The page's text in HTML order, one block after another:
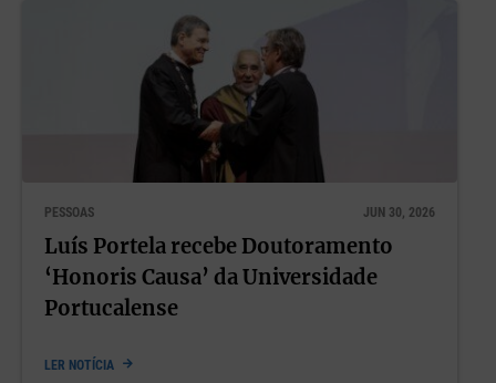
PESSOAS JUN 30, 2026
Luís Portela recebe Doutoramento
‘Honoris Causa’ da Universidade
Portucalense
LER NOTÍCIA